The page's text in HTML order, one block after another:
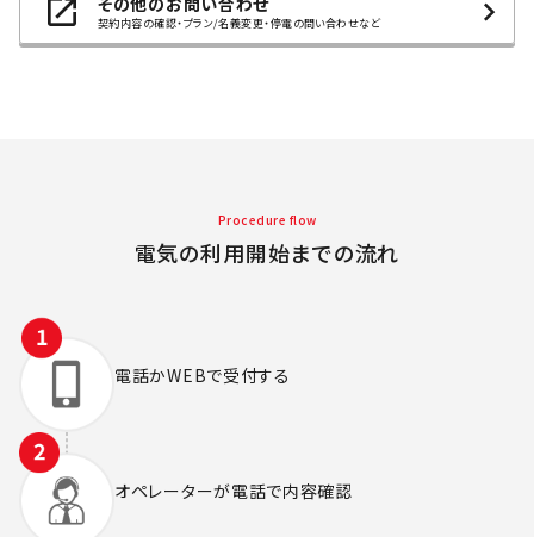
契約内容の確認・プラン/名義変更・停電の問い合わせなど
Procedure flow
電気の利用開始までの流れ
電話かWEBで受付する
オペレーターが電話で内容確認